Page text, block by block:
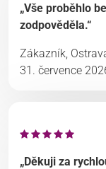
„Vše proběhlo
zodpověděla.“
Zákazník,
31. července
„Děkuji za